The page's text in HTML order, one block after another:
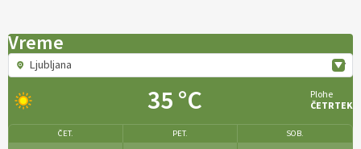
[EKOloško = LOGIČNO
kmetijstvo
in predvsem reja travojedih živali
. VEČ
https://t.co/YvDmY3UNng @EUAgri #IMCAP #CAP
21.07.2026
Vreme
Ljubljana
35 °C
Plohe
ČETRTEK
ČET. PET. SOB.